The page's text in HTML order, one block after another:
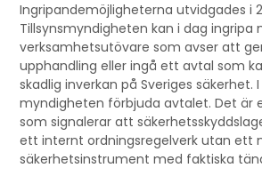
Ingripandemöjligheterna utvidgades i
Tillsynsmyndigheten kan i dag ingripa
verksamhetsutövare som avser att
upphandling eller ingå ett avtal som
skadlig inverkan på Sveriges säkerhet.
myndigheten förbjuda avtalet. Det är
som signalerar att
ett internt ordningsregelverk utan ett
säkerhetsinstrument med faktiska